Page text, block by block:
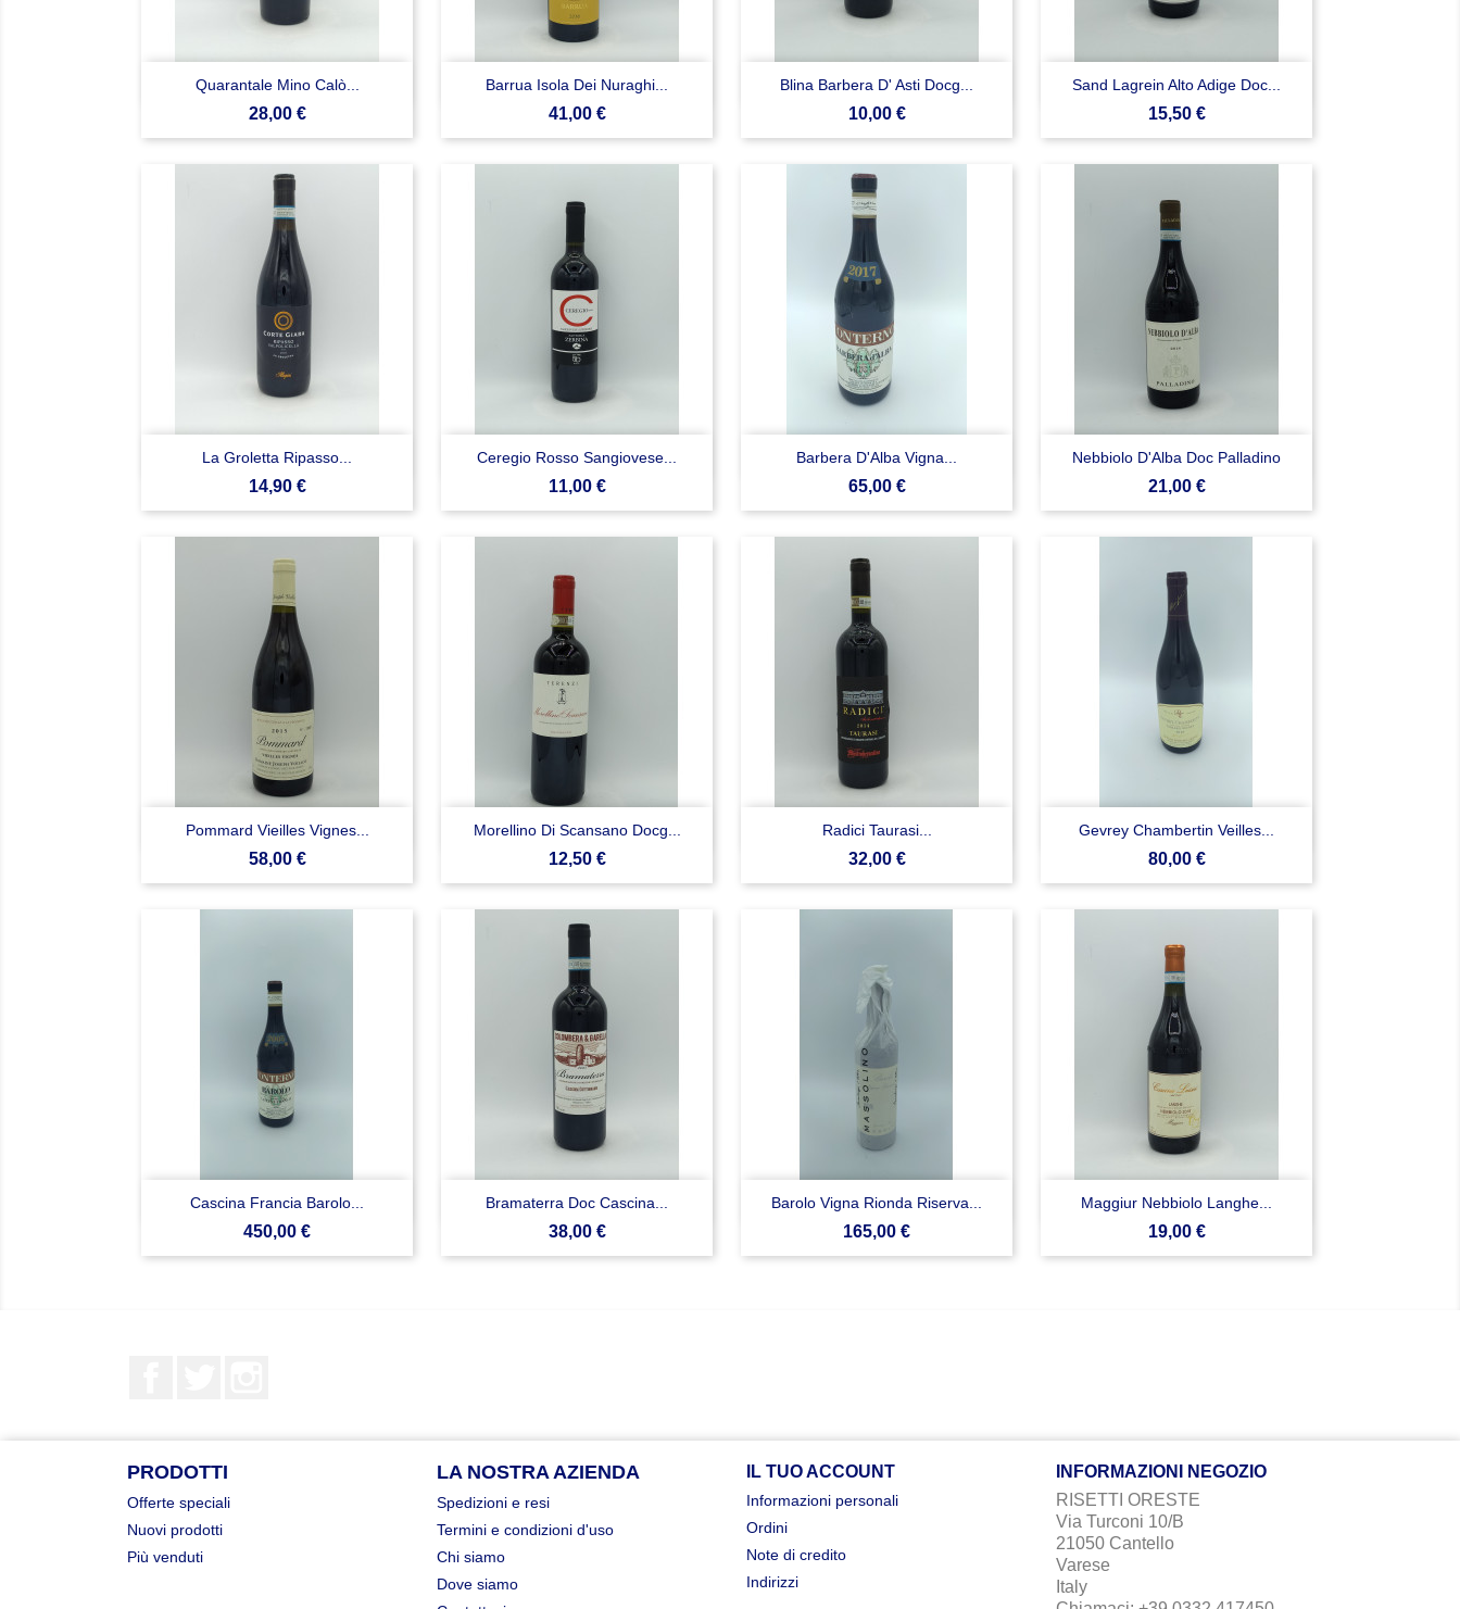
Quarantale Mino Calò...
Prezzo
28,00 €
Anteprima Barrua Isola Dei Nuraghi...
Prezzo
41,00 €
Anteprima Blina Barbera D' Asti Docg...
Prezzo
10,00 €
Anteprima Sand Lagrein Alto Adige Doc...
Prezzo
15,50 €
Anteprima
La Groletta Ripasso...
Prezzo
14,90 €
Anteprima Ceregio Rosso Sangiovese...
Prezzo
11,00 €
Anteprima Barbera D'Alba Vigna...
Prezzo
65,00 €
Anteprima Nebbiolo D'Alba Doc Palladino
Prezzo
21,00 €
Anteprima
Pommard Vieilles Vignes...
Prezzo
58,00 €
Anteprima Morellino Di Scansano Docg...
Prezzo
12,50 €
Anteprima Radici Taurasi...
Prezzo
32,00 €
Anteprima Gevrey Chambertin Veilles...
Prezzo
80,00 €
Anteprima
Cascina Francia Barolo...
Prezzo
450,00 €
 Anteprima Bramaterra Doc Cascina...
Prezzo
38,00 €
Anteprima Barolo Vigna Rionda Riserva...
Prezzo
165,00 €
Anteprima Maggiur Nebbiolo Langhe...
Prezzo
19,00 €
Anteprima
PRODOTTI
Offerte speciali
Nuovi prodotti
Più venduti
LA NOSTRA AZIENDA
Spedizioni e resi
Termini e condizioni d'uso
Chi siamo
Dove siamo
IL TUO ACCOUNT
Informazioni personali
Ordini
Note di credito
Indirizzi
INFORMAZIONI NEGOZIO
RISETTI ORESTE
Via Turconi 10/B
21050 Cantello
Varese
Italy